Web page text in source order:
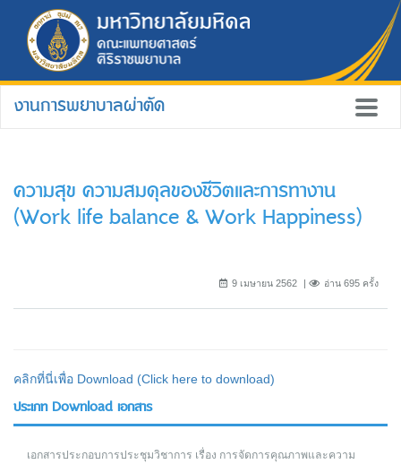
งานการพยาบาลผ่าตัด
ความสุข ความสมดุลของชีวิตและการทางาน
(Work life balance & Work Happiness)
9 เมษายน 2562 อ่าน 695 ครั้ง
คลิกที่นี่เพื่อ Download (Click here to download)
ประเภท Download เอกสาร
เอกสารประกอบการประชุมวิชาการ เรื่อง การจัดการคุณภาพและความ